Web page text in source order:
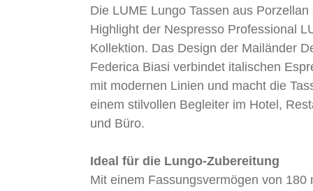
Die LUME Lungo Tassen aus Porzellan
Highlight der Nespresso Professional
Kollektion. Das Design der Mailänder
Federica Biasi verbindet italischen
mit modernen Linien und macht die
einem stilvollen Begleiter im Hotel,
und Büro.
Ideal für die Lungo-Zubereitung
Mit einem Fassungsvermögen von 180